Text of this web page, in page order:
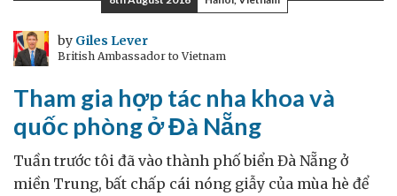
cam
kết
của
cho
năm
2017
by Giles Lever
British Ambassador to Vietnam
Tham gia hợp tác nha khoa và
quốc phòng ở Đà Nẵng
Tuần trước tôi đã vào thành phố biển Đà Nẵng ở
miền Trung, bất chấp cái nóng giẫy của mùa hè để